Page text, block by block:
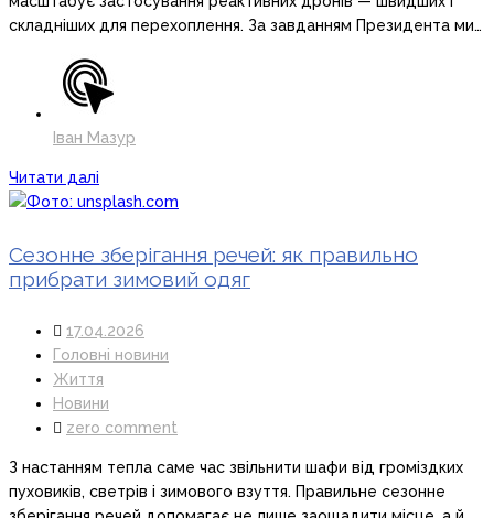
складніших для перехоплення. За завданням Президента ми…
Іван Мазур
Читати далі
Сезонне зберігання речей: як правильно
прибрати зимовий одяг
17.04.2026
Головні новини
Життя
Новини
zero comment
З настанням тепла саме час звільнити шафи від громіздких
пуховиків, светрів і зимового взуття. Правильне сезонне